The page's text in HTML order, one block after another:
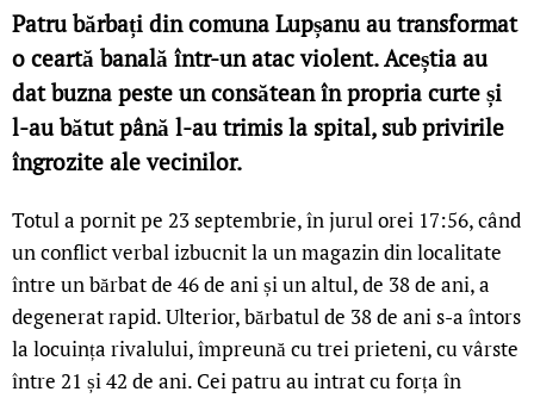
Patru bărbați din comuna Lupșanu au transformat
o ceartă banală într-un atac violent. Aceștia au
dat buzna peste un consătean în propria curte și
l-au bătut până l-au trimis la spital, sub privirile
îngrozite ale vecinilor.
Totul a pornit pe 23 septembrie, în jurul orei 17:56, când
un conflict verbal izbucnit la un magazin din localitate
între un bărbat de 46 de ani și un altul, de 38 de ani, a
degenerat rapid. Ulterior, bărbatul de 38 de ani s-a întors
la locuința rivalului, împreună cu trei prieteni, cu vârste
între 21 și 42 de ani. Cei patru au intrat cu forța în